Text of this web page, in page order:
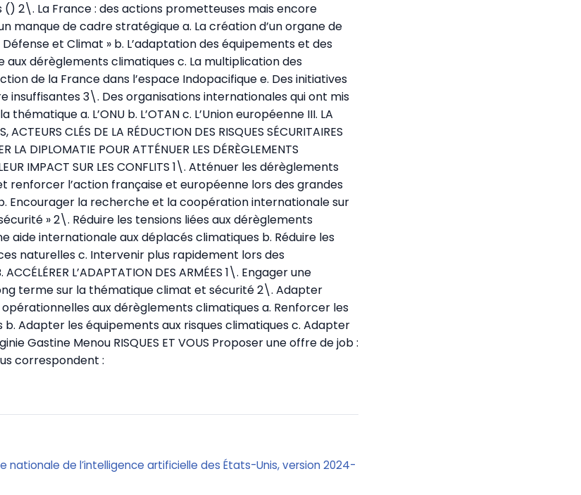
2\. La France : des actions prometteuses mais encore
manque de cadre stratégique a. La création d’un organe de
Défense et Climat » b. L’adaptation des équipements et des
dérèglements climatiques c. La multiplication des
de la France dans l’espace Indopacifique e. Des initiatives
insuffisantes 3\. Des organisations internationales qui ont mis
a. L’ONU b. L’OTAN c. L’Union européenne III. LA
ACTEURS CLÉS DE LA RÉDUCTION DES RISQUES SÉCURITAIRES
LA DIPLOMATIE POUR ATTÉNUER LES DÉRÈGLEMENTS
IMPACT SUR LES CONFLITS 1\. Atténuer les dérèglements
renforcer l’action française et européenne lors des grandes
Encourager la recherche et la coopération internationale sur
» 2\. Réduire les tensions liées aux dérèglements
aide internationale aux déplacés climatiques b. Réduire les
naturelles c. Intervenir plus rapidement lors des
L’ADAPTATION DES ARMÉES 1\. Engager une
terme sur la thématique climat et sécurité 2\. Adapter
aux dérèglements climatiques a. Renforcer les
Adapter les équipements aux risques climatiques c. Adapter
Gastine Menou RISQUES ET VOUS Proposer une offre de job :
correspondent :
nationale de l’intelligence artificielle des États-Unis, version 2024-